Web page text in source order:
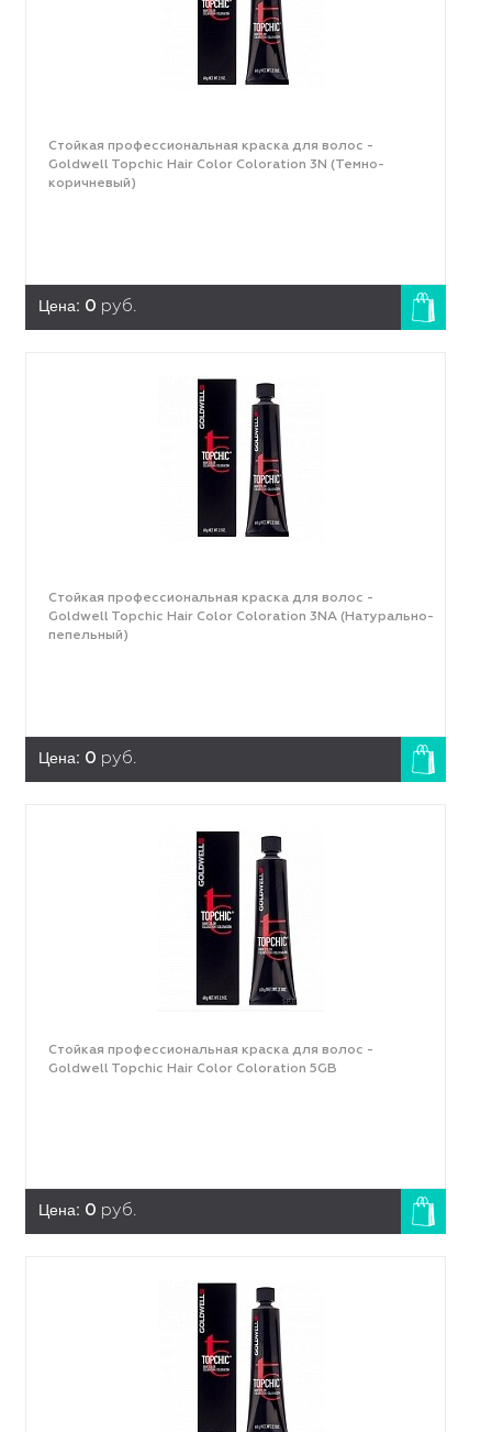
Стойкая профессиональная краска для волос -
Goldwell Topchic Hair Color Coloration 3N (Темно-
коричневый)
Цена: 0 руб.
Стойкая профессиональная краска для волос -
Goldwell Topchic Hair Color Coloration 3NА (Натурально-
пепельный)
Цена: 0 руб.
Стойкая профессиональная краска для волос -
Goldwell Topchic Hair Color Coloration 5GB
Цена: 0 руб.